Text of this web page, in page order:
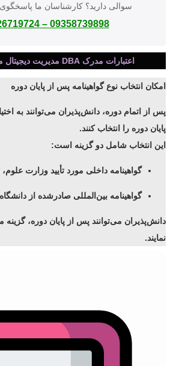
سوالی دارید؟ کارشناسان ما
09358739898 – 09126719724
اعتبارات مدرک DBA مدیریت دیجیتال مارکتینگ
امکان انتخاب نوع گواهینامه پس از پایان دوره
پس از اتمام دوره، دانش‌پذیران می‌توانند به
پایان دوره را انتخاب کنند.
این انتخاب شامل دو گزینه است:
گواهینامه داخلی مورد تأیید وزارت
گواهینامه بین‌المللی صادرشده از
دانش‌پذیران می‌توانند پس از پایان دوره، گزینه
نمایند.